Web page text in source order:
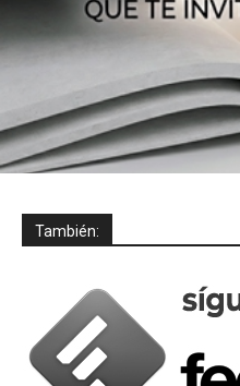
También: